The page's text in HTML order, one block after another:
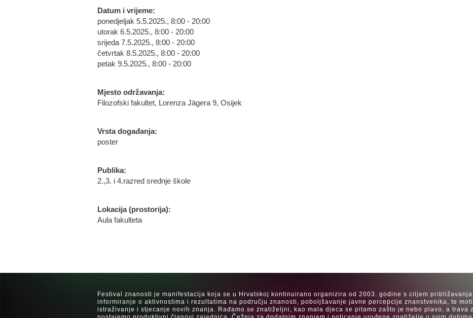
Datum i vrijeme:
ponedjeljak 5.5.2025., 8:00 - 20:00
utorak 6.5.2025., 8:00 - 20:00
srijeda 7.5.2025., 8:00 - 20:00
četvrtak 8.5.2025., 8:00 - 20:00
petak 9.5.2025., 8:00 - 20:00
Mjesto održavanja:
Filozofski fakultet, Lorenza Jägera 9, Osijek
Vrsta događanja:
poster
Publika:
2.,3. i 4.razred srednje škole
Lokacija (prostorija):
Aula fakulteta
Festival znanosti je manifestacija koja se u Hrvatskoj kontinuirano organizira od 2003. godine s ciljem
informiranje o aktivnostima i rezultatima na području znanosti, poboljšavanje javne percepcije znanstvenika, te
istraživanje i stjecanje novih znanja. Rađamo se znatiželjni, kao mala djeca se pitamo zašto je nebo plavo, a trava